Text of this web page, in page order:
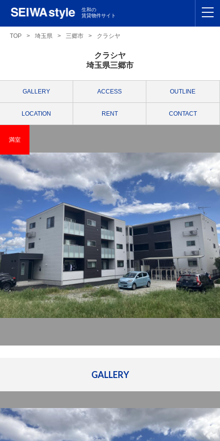
生和の
賃貸物件サイト
TOP
支店一覧
SEIWAの管理
お友達紹介特典
管理建物一覧
企業情報 採用情報
プライバシー
ポリシー
サイトマップ
閉じる
TOP > 埼玉県 > 三郷市 > クラシヤ
クラシヤ
埼玉県三郷市
GALLERY ACCESS OUTLINE
LOCATION RENT CONTACT
満室
GALLERY